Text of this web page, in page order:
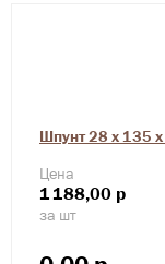
Шпунт 28 х 135
Цена
1188,00 р
за шт